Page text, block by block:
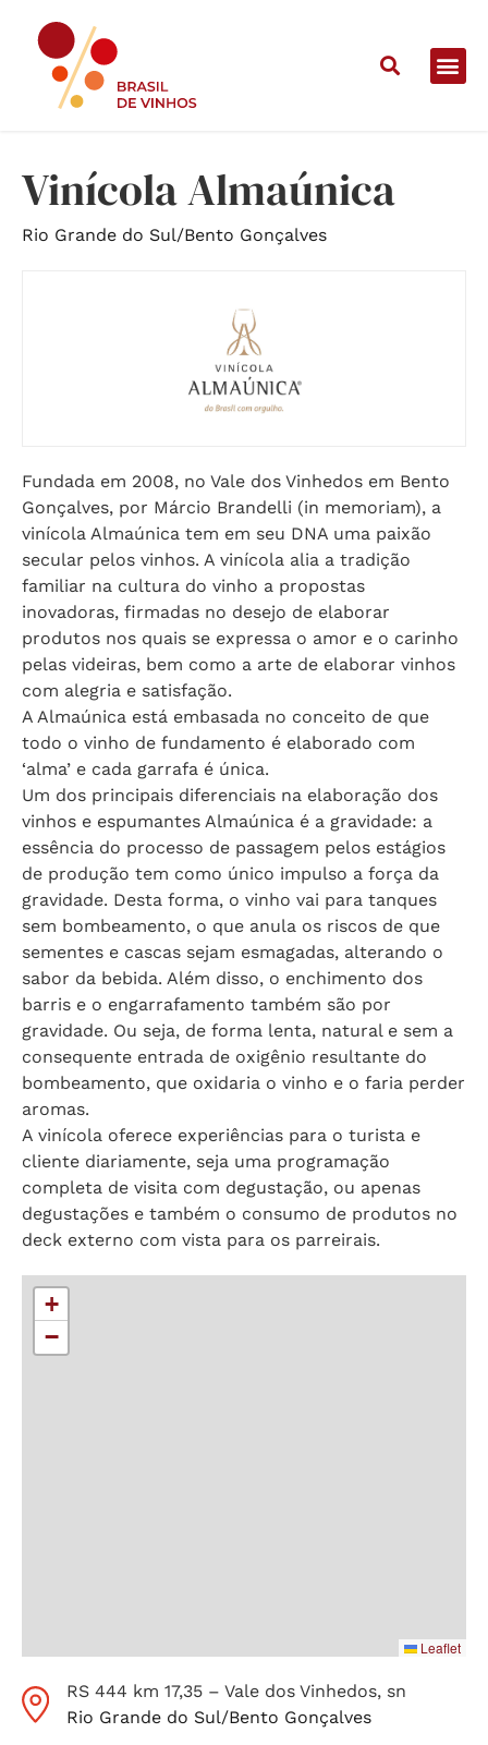
Vinícola Almaúnica
Rio Grande do Sul/Bento Gonçalves
Fundada em 2008, no Vale dos Vinhedos em Bento
Gonçalves, por Márcio Brandelli (in memoriam), a
vinícola Almaúnica tem em seu DNA uma paixão
secular pelos vinhos. A vinícola alia a tradição
familiar na cultura do vinho a propostas
inovadoras, firmadas no desejo de elaborar
produtos nos quais se expressa o amor e o carinho
pelas videiras, bem como a arte de elaborar vinhos
com alegria e satisfação.
A Almaúnica está embasada no conceito de que
todo o vinho de fundamento é elaborado com
‘alma’ e cada garrafa é única.
Um dos principais diferenciais na elaboração dos
vinhos e espumantes Almaúnica é a gravidade: a
essência do processo de passagem pelos estágios
de produção tem como único impulso a força da
gravidade. Desta forma, o vinho vai para tanques
sem bombeamento, o que anula os riscos de que
sementes e cascas sejam esmagadas, alterando o
sabor da bebida. Além disso, o enchimento dos
barris e o engarrafamento também são por
gravidade. Ou seja, de forma lenta, natural e sem a
consequente entrada de oxigênio resultante do
bombeamento, que oxidaria o vinho e o faria perder
aromas.
A vinícola oferece experiências para o turista e
cliente diariamente, seja uma programação
completa de visita com degustação, ou apenas
degustações e também o consumo de produtos no
deck externo com vista para os parreirais.
+
−
Leaflet
RS 444 km 17,35 – Vale dos Vinhedos, sn
Rio Grande do Sul/Bento Gonçalves